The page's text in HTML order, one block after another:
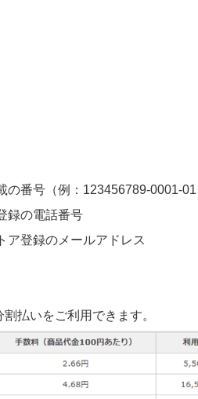
の番号（例：123456789-0001-
録の電話番号
ア登録のメールアドレス
払いをご利用できます。